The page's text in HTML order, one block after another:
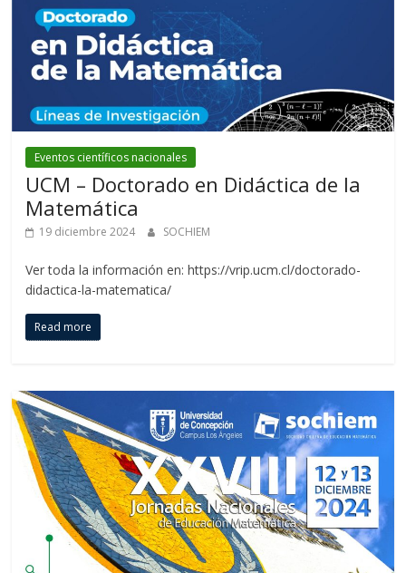
Eventos científicos nacionales
UCM – Doctorado en Didáctica de la
Matemática
19 diciembre 2024 SOCHIEM
Ver toda la información en: https://vrip.ucm.cl/doctorado-
didactica-la-matematica/
Read more